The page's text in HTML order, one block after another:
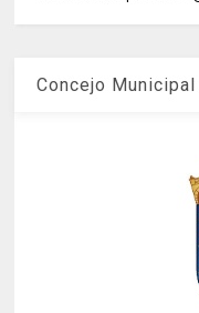
Concejo Municipal